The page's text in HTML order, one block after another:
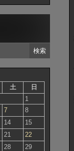
土 日
1
7
8
14
15
21
22
28
29